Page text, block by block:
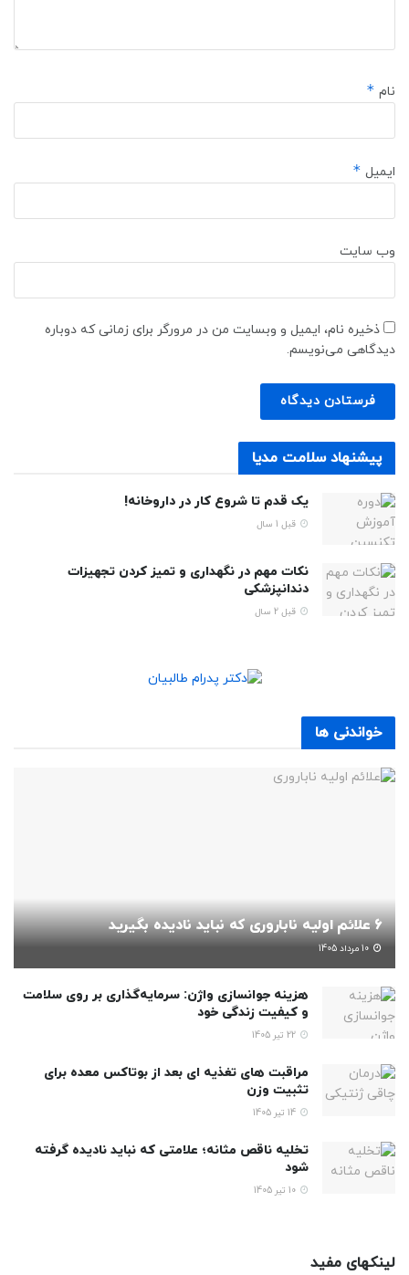
نام *
ایمیل *
وب‌ سایت
ذخیره نام، ایمیل و وبسایت من در مرورگر برای زمانی که دوباره
دیدگاهی می‌نویسم.
پیشنهاد سلامت مدیا
یک قدم تا شروع کار در داروخانه!
قبل 1 سال
نکات مهم در نگهداری و تمیز کردن تجهیزات
دندانپزشکی
قبل 2 سال
خواندنی ها
6 علائم اولیه ناباروری که نباید نادیده بگیرید
هزینه جوانسازی واژن: سرمایه‌گذاری بر روی سلامت
و کیفیت زندگی خود
مراقبت های تغذیه ای بعد از بوتاکس معده برای
تثبیت وزن
تخلیه ناقص مثانه؛ علامتی که نباید نادیده گرفته
شود
لینکهای مفید